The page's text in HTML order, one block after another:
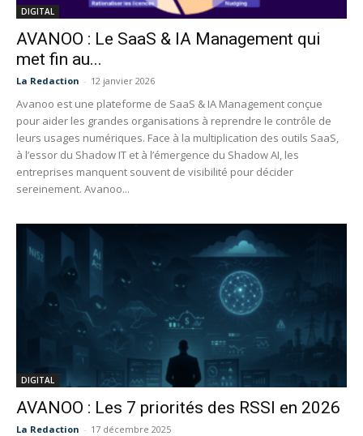
DIGITAL
AVANOO : Le SaaS & IA Management qui
met fin au...
La Redaction - 12 janvier 2026
Avanoo est une plateforme de SaaS & IA Management conçue
pour aider les grandes organisations à reprendre le contrôle de
leurs usages numériques. Face à la multiplication des outils SaaS,
à l’essor du Shadow IT et à l’émergence du Shadow AI, les
entreprises manquent souvent de visibilité pour décider
sereinement. Avanoo...
DIGITAL
AVANOO : Les 7 priorités des RSSI en 2026
La Redaction - 17 décembre 2025